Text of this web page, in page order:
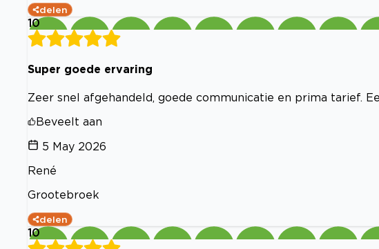
delen
10
Super goede ervaring
Zeer snel afgehandeld, goede communicatie en prima tarief.
Beveelt aan
5 May 2026
René
Grootebroek
delen
10